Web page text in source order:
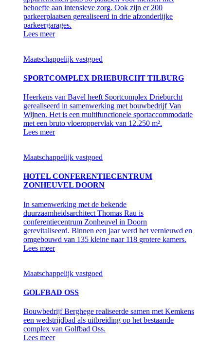
behoefte aan intensieve zorg. Ook zijn er 200
parkeerplaatsen gerealiseerd in drie afzonderlijke
parkeergarages.
Lees meer
Maatschappelijk vastgoed
SPORTCOMPLEX DRIEBURCHT TILBURG
Heerkens van Bavel heeft Sportcomplex Drieburcht
gerealiseerd in samenwerking met bouwbedrijf Van
Wijnen. Het is een multifunctionele sportaccommodatie
met een bruto vloeroppervlak van 12.250 m².
Lees meer
Maatschappelijk vastgoed
HOTEL CONFERENTIECENTRUM
ZONHEUVEL DOORN
In samenwerking met de bekende
duurzaamheidsarchitect Thomas Rau is
conferentiecentrum Zonheuvel in Doorn
gerevitaliseerd. Binnen een jaar werd het vernieuwd en
omgebouwd van 135 kleine naar 118 grotere kamers.
Lees meer
Maatschappelijk vastgoed
GOLFBAD OSS
Bouwbedrijf Berghege realiseerde samen met Kemkens
een wedstrijdbad als uitbreiding op het bestaande
complex van Golfbad Oss.
Lees meer